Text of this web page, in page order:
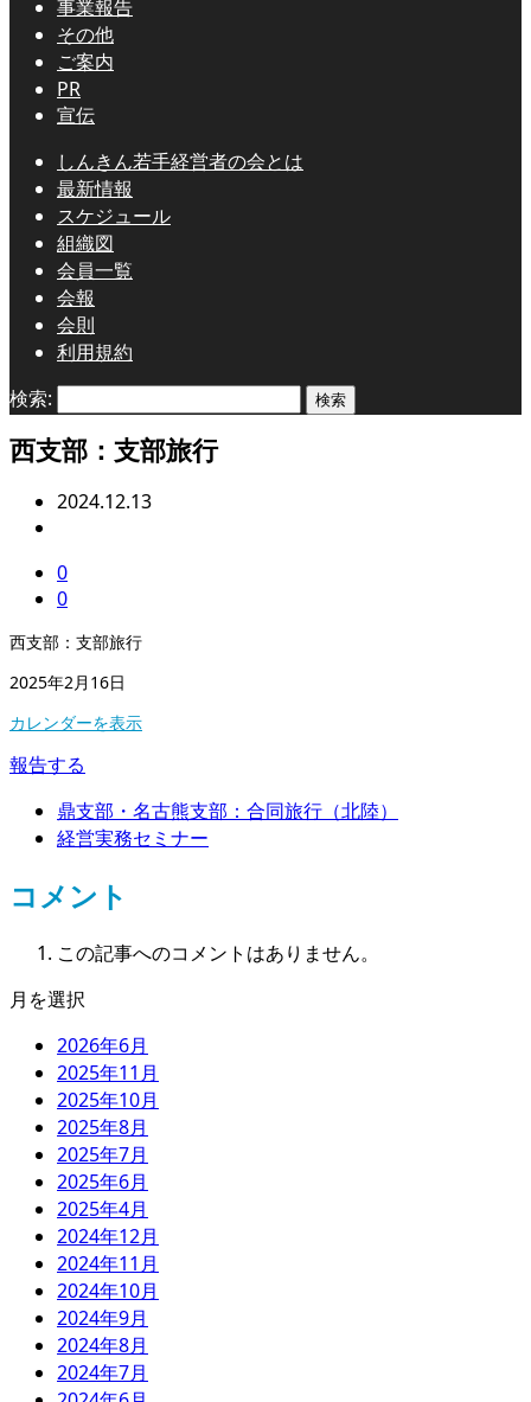
事業報告
その他
ご案内
PR
宣伝
しんきん若手経営者の会とは
最新情報
スケジュール
組織図
会員一覧
会報
会則
利用規約
検索:
西支部：支部旅行
2024.12.13
0
0
西支部：支部旅行
2025年2月16日
カレンダーを表示
報告する
鼎支部・名古熊支部：合同旅行（北陸）
経営実務セミナー
コメント
この記事へのコメントはありません。
月を選択
2026年6月
2025年11月
2025年10月
2025年8月
2025年7月
2025年6月
2025年4月
2024年12月
2024年11月
2024年10月
2024年9月
2024年8月
2024年7月